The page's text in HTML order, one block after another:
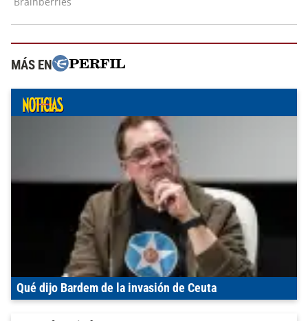
MÁS EN
Qué dijo Bardem de la invasión de Ceuta